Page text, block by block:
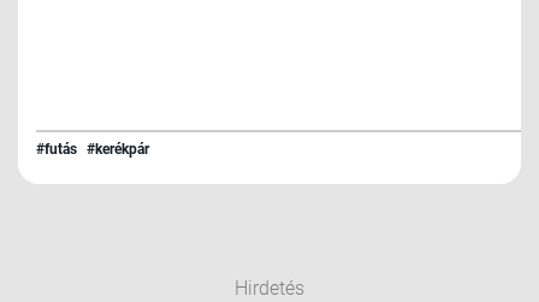
#futás #kerékpár
Hirdetés